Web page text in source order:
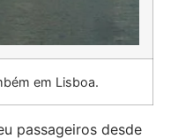
em Lisboa.
passageiros desde